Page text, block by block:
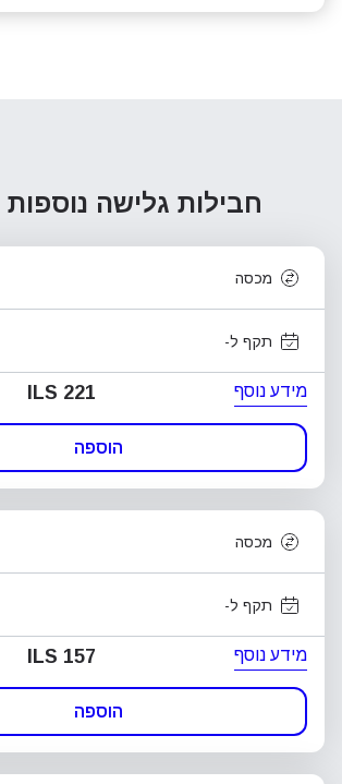
חבילות גלישה נוספות
מכסה
תקף ל-
מידע נוסף ILS 221
הוספה
מכסה
תקף ל-
מידע נוסף ILS 157
הוספה